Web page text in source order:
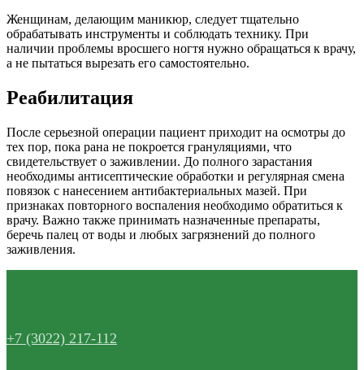
Женщинам, делающим маникюр, следует тщательно
обрабатывать инструменты и соблюдать технику. При
наличии проблемы вросшего ногтя нужно обращаться к врачу,
а не пытаться вырезать его самостоятельно.
Реабилитация
После серьезной операции пациент приходит на осмотры до
тех пор, пока рана не покроется грануляциями, что
свидетельствует о заживлении. До полного зарастания
необходимы антисептические обработки и регулярная смена
повязок с нанесением антибактериальных мазей. При
признаках повторного воспаления необходимо обратиться к
врачу. Важно также принимать назначенные препараты,
беречь палец от воды и любых загрязнений до полного
заживления.
+7 (3022) 217-112